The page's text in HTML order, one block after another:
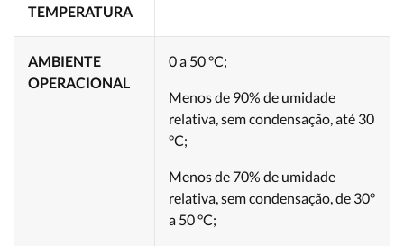
TEMPERATURA
AMBIENTE
OPERACIONAL
0 a 50 °C;
Menos de 90% de umidade
relativa, sem condensação, até 30
°C;
Menos de 70% de umidade
relativa, sem condensação, de 30°
a 50 °C;